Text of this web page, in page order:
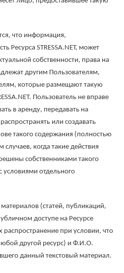
что информация,
Ресурса STRESSA.NET, может
собственности, права на
другим Пользователям,
которые размещают такую
Пользователь не вправе
в аренду, передавать на
или создавать
такого содержания (полностью
когда такие действия
собственниками такого
условиями отдельного
(статей, публикаций,
доступе на Ресурсе
распространение при условии, что
другой ресурс) и Ф.И.О.
данный текстовый материал.